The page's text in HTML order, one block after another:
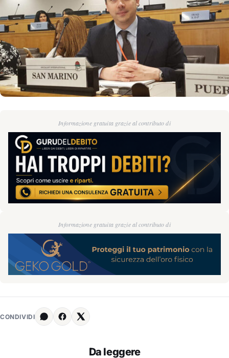
Informazione gratuita grazie al contributo di
Informazione gratuita grazie al contributo di
CONDIVIDI
Da leggere